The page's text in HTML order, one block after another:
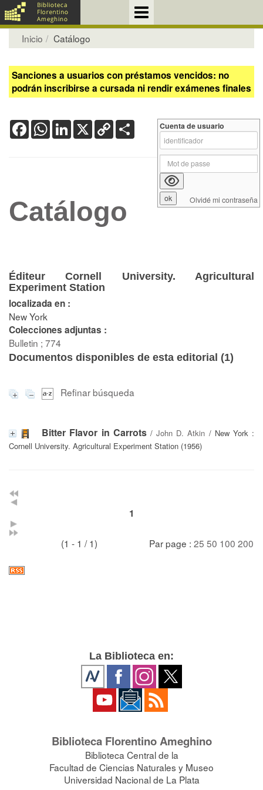
Inicio Catálogo
Sanciones a usuarios con préstamos vencidos: no
podrán inscribirse a cursada ni rendir exámenes finales
FacebookWhatsApp
LinkedIn
X Copy
Link
Catálogo
Éditeur Cornell University. Agricultural
Experiment Station
localizada en :
New York
Colecciones adjuntas :
Bulletin ; 774
Documentos disponibles de esta editorial (1)
Refinar búsqueda
Bitter Flavor in Carrots/John D. Atkin / New York :
Cornell University. Agricultural Experiment Station (1956)
1
(1 - 1 / 1) Par page : 25 50 100 200
Cuenta de usuario
Olvidé mi contraseña
La Biblioteca en:
Biblioteca Florentino Ameghino
Biblioteca Central de la
Facultad de Ciencias Naturales y Museo
Universidad Nacional de La Plata